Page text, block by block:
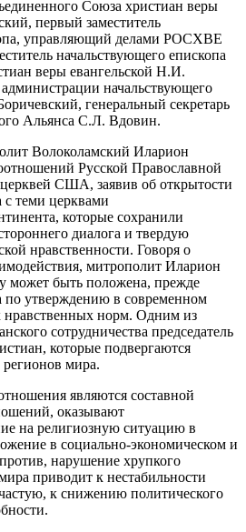
Союза христиан веры
первый заместитель
управляющий делами РОСХВЕ
начальствующего епископа
веры евангельской Н.И.
начальствующего
генеральный секретарь
Альянса С.Л. Вдовин.
Волоколамский Иларион
Русской Православной
США, заявив об открытости
с теми церквами
которые сохранили
диалога и твердую
нравственности. Говоря о
митрополит Иларион
может быть положена, прежде
по утверждению в современном
нравственных норм. Одним из
сотрудничества председатель
которые подвергаются
регионов мира.
являются составной
оказывают
на религиозную ситуацию в
в социально-экономическом и
нарушение хрупкого
приводит к нестабильности
к снижению политического